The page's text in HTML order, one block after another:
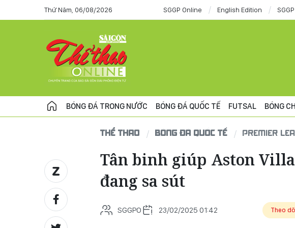
Thứ Năm, 06/08/2026 SGGP Online English Edition
BÓNG ĐÁ TRONG NƯỚC BÓNG ĐÁ QUỐC TẾ FUTSAL BÓNG
THỂ THAO BÓNG ĐÁ QUỐC TẾ PREMIER
Tân binh giúp Aston
đang sa sút
SGGPO 23/02/2025 01:42 Theo